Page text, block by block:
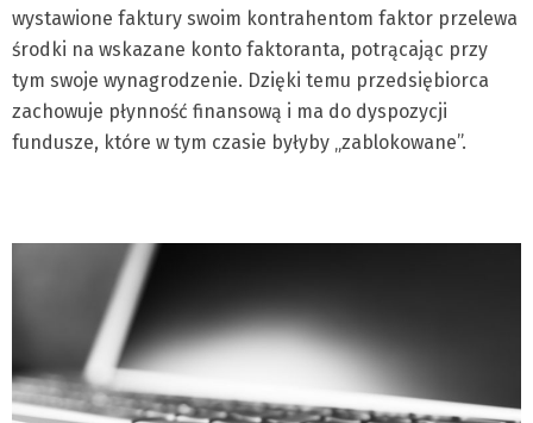
wystawione faktury swoim kontrahentom faktor przelewa
środki na wskazane konto faktoranta, potrącając przy
tym swoje wynagrodzenie. Dzięki temu przedsiębiorca
zachowuje płynność finansową i ma do dyspozycji
fundusze, które w tym czasie byłyby „zablokowane”.